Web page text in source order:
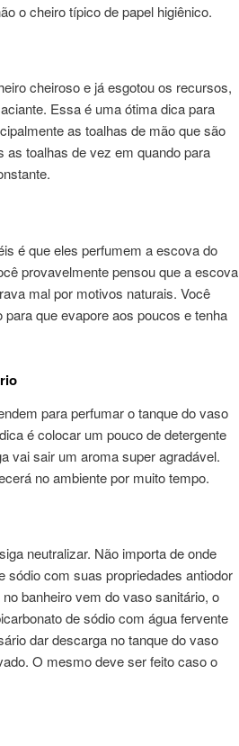
o cheiro típico de papel higiênico.
cheiroso e já esgotou os recursos,
Essa é uma ótima dica para
as toalhas de mão que são
toalhas de vez em quando para
é que eles perfumem a escova do
provavelmente pensou que a escova
mal por motivos naturais. Você
que evapore aos poucos e tenha
para perfumar o tanque do vaso
é colocar um pouco de detergente
vai sair um aroma super agradável.
no ambiente por muito tempo.
neutralizar. Não importa de onde
sódio com suas propriedades antiodor
banheiro vem do vaso sanitário, o
de sódio com água fervente
dar descarga no tanque do vaso
O mesmo deve ser feito caso o